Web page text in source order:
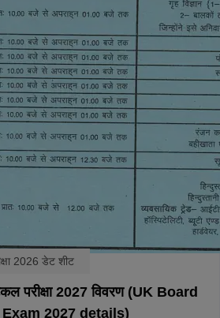
2026 डेट शीट
परीक्षा 2027 विवरण (UK Board
2027 details)